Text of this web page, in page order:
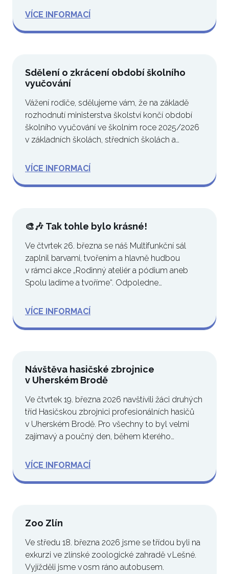
VÍCE INFORMACÍ
Sdělení o zkrácení období školního
vyučování
Vážení rodiče, sdělujeme vám, že na základě
rozhodnutí ministerstva školství končí období
školního vyučování ve školním roce 2025/2026
v základních školách, středních školách a…
VÍCE INFORMACÍ
🎨🎶 Tak tohle bylo krásné!
Ve čtvrtek 26. března se náš Multifunkční sál
zaplnil barvami, tvořením a hlavně hudbou
v rámci akce „Rodinný ateliér a pódium aneb
Spolu ladíme a tvoříme“. Odpoledne
VÍCE INFORMACÍ
Návštěva hasičské zbrojnice
v Uherském Brodě
Ve čtvrtek 19. března 2026 navštívili žáci druhých
tříd Hasičskou zbrojnici profesionálních hasičů
v Uherském Brodě. Pro všechny to byl velmi
zajímavý a poučný den, během kterého…
VÍCE INFORMACÍ
Zoo Zlín
Ve středu 18. března 2026 jsme se třídou byli na
exkurzi ve zlínské zoologické zahradě v Lešné.
Vyjížděli jsme v osm ráno autobusem.